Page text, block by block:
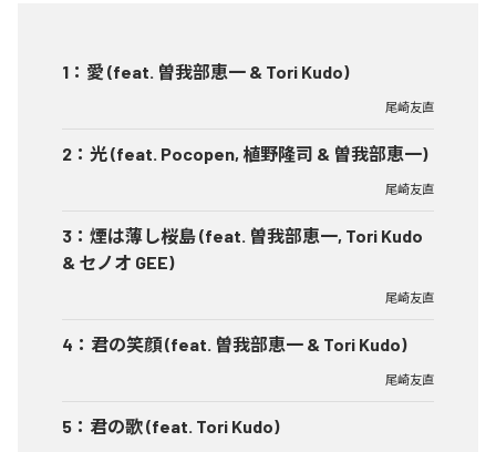
1 ： 愛 (feat. 曽我部恵一 & Tori Kudo)
尾崎友直
2 ： 光 (feat. Pocopen, 植野隆司 & 曽我部恵一)
尾崎友直
3 ： 煙は薄し桜島 (feat. 曽我部恵一, Tori Kudo
& セノオ GEE)
尾崎友直
4 ： 君の笑顔 (feat. 曽我部恵一 & Tori Kudo)
尾崎友直
5 ： 君の歌 (feat. Tori Kudo)